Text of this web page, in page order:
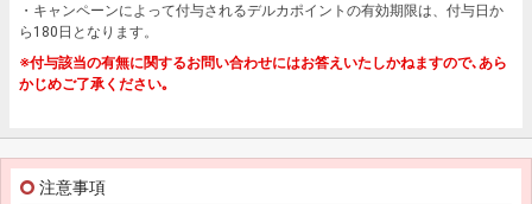
・キャンペーンによって付与されるデルカポイントの有効期限は、付与日か
ら180日となります。
※付与該当の有無に関するお問い合わせにはお答えいたしかねますので､あら
かじめご了承ください｡
注意事項